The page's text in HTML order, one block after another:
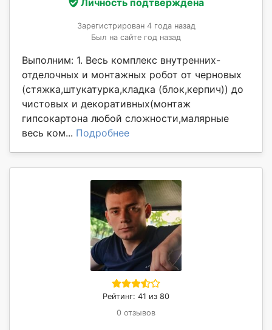
Личность подтверждена
Зарегистрирован 4 года назад
Был на сайте год назад
Выполним: 1. Весь комплекс внутренних-
отделочных и монтажных робот от черновых
(стяжка,штукатурка,кладка (блок,керпич)) до
чистовых и декоративных(монтаж
гипсокартона любой сложности,малярные
весь ком... Подробнее
Рейтинг: 41 из 80
0 отзывов